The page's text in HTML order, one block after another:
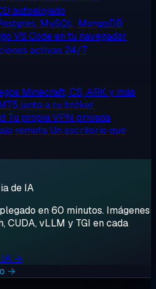
autoalojado
MySQL, MongoDB
VS Code en tu navegador
activas 24/7
Minecraft, CS, ARK y más
junto a tu bróker
Tu propia VPN privada
remota Un escritorio que
de IA
en 60 minutos. Imágenes
CUDA, vLLM y TGI en cada
IA →
→